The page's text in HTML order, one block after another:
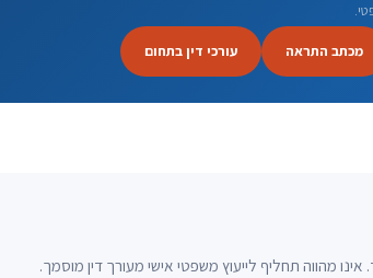
מכתב התראה עורכי דין בתחום
מהווה תחליף לייעוץ משפטי אישי מעורך דין מוסמך.